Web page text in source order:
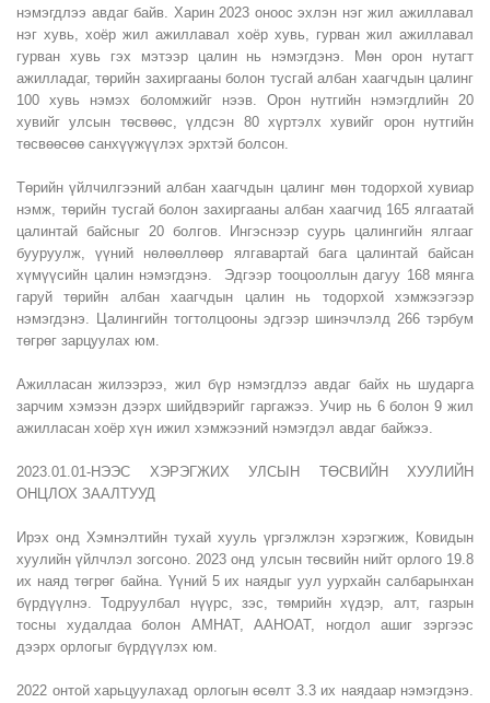
нэмэгдлээ авдаг байв. Харин 2023 оноос эхлэн нэг жил ажиллавал
нэг хувь, хоёр жил ажиллавал хоёр хувь, гурван жил ажиллавал
гурван хувь гэх мэтээр цалин нь нэмэгдэнэ. Мөн орон нутагт
ажилладаг, төрийн захиргааны болон тусгай албан хаагчдын цалинг
100 хувь нэмэх боломжийг нээв. Орон нутгийн нэмэгдлийн 20
хувийг улсын төсвөөс, үлдсэн 80 хүртэлх хувийг орон нутгийн
төсвөөсөө санхүүжүүлэх эрхтэй болсон.
Төрийн үйлчилгээний албан хаагчдын цалинг мөн тодорхой хувиар
нэмж, төрийн тусгай болон захиргааны албан хаагчид 165 ялгаатай
цалинтай байсныг 20 болгов. Ингэснээр суурь цалингийн ялгааг
бууруулж, үүний нөлөөллөөр ялгавартай бага цалинтай байсан
хүмүүсийн цалин нэмэгдэнэ. Эдгээр тооцооллын дагуу 168 мянга
гаруй төрийн албан хаагчдын цалин нь тодорхой хэмжээгээр
нэмэгдэнэ. Цалингийн тогтолцооны эдгээр шинэчлэлд 266 тэрбум
төгрөг зарцуулах юм.
Ажилласан жилээрээ, жил бүр нэмэгдлээ авдаг байх нь шударга
зарчим хэмээн дээрх шийдвэрийг гаргажээ. Учир нь 6 болон 9 жил
ажилласан хоёр хүн ижил хэмжээний нэмэгдэл авдаг байжээ.
2023.01.01-НЭЭС ХЭРЭГЖИХ УЛСЫН ТӨСВИЙН ХУУЛИЙН
ОНЦЛОХ ЗААЛТУУД
Ирэх онд Хэмнэлтийн тухай хууль үргэлжлэн хэрэгжиж, Ковидын
хуулийн үйлчлэл зогсоно. 2023 онд улсын төсвийн нийт орлого 19.8
их наяд төгрөг байна. Үүний 5 их наядыг уул уурхайн салбарынхан
бүрдүүлнэ. Тодруулбал нүүрс, зэс, төмрийн хүдэр, алт, газрын
тосны худалдаа болон АМНАТ, ААНОАТ, ногдол ашиг зэргээс
дээрх орлогыг бүрдүүлэх юм.
2022 онтой харьцуулахад орлогын өсөлт 3.3 их наядаар нэмэгдэнэ.